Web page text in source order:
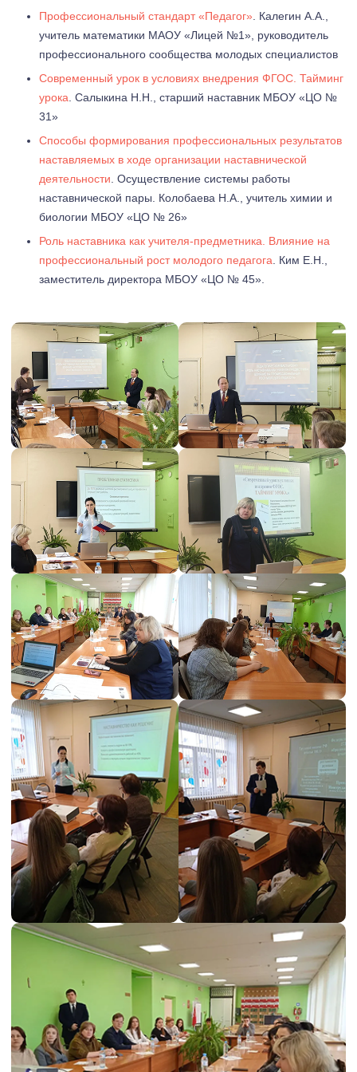
Профессиональный стандарт «Педагог». Калегин А.А.,
учитель математики МАОУ «Лицей №1», руководитель
профессионального сообщества молодых специалистов
Современный урок в условиях внедрения ФГОС. Тайминг
урока. Салыкина Н.Н., старший наставник МБОУ «ЦО №
31»
Способы формирования профессиональных результатов
наставляемых в ходе организации наставнической
деятельности. Осуществление системы работы
наставнической пары. Колобаева Н.А., учитель химии и
биологии МБОУ «ЦО № 26»
Роль наставника как учителя-предметника. Влияние на
профессиональный рост молодого педагога. Ким Е.Н.,
заместитель директора МБОУ «ЦО № 45».